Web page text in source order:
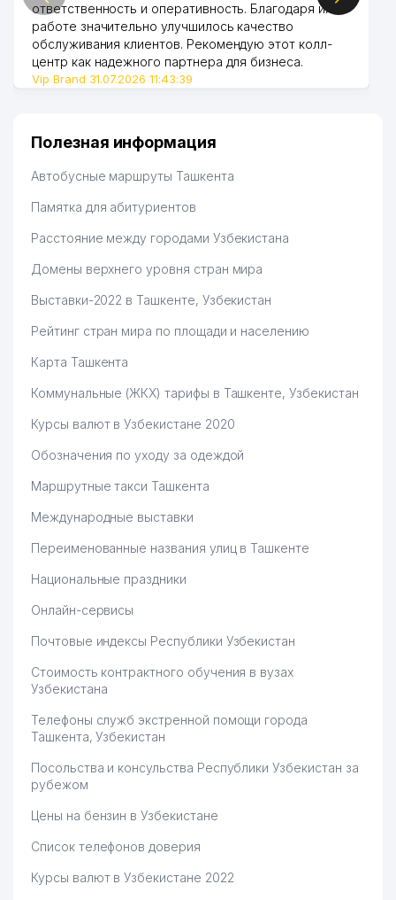
ответственность и оперативность. Благодаря их
работе значительно улучшилось качество
обслуживания клиентов. Рекомендую этот колл-
центр как надежного партнера для бизнеса.
Vip Brand 31.07.2026 11:43:39
Полезная информация
Автобусные маршруты Ташкента
Памятка для абитуриентов
Расстояние между городами Узбекистана
Домены верхнего уровня стран мира
Выставки-2022 в Ташкенте, Узбекистан
Рейтинг стран мира по площади и населению
Карта Ташкента
Коммунальные (ЖКХ) тарифы в Ташкенте, Узбекистан
Курсы валют в Узбекистане 2020
Обозначения по уходу за одеждой
Маршрутные такси Ташкента
Международные выставки
Переименованные названия улиц в Ташкенте
Национальные праздники
Онлайн-сервисы
Почтовые индексы Республики Узбекистан
Стоимость контрактного обучения в вузах
Узбекистана
Телефоны служб экстренной помощи города
Ташкента, Узбекистан
Посольства и консульства Республики Узбекистан за
рубежом
Цены на бензин в Узбекистане
Список телефонов доверия
Курсы валют в Узбекистане 2022